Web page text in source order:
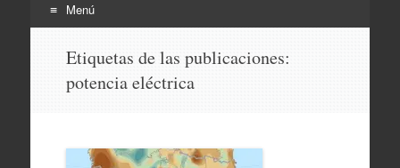
Menú
contenido
Etiquetas de las publicaciones:
potencia eléctrica